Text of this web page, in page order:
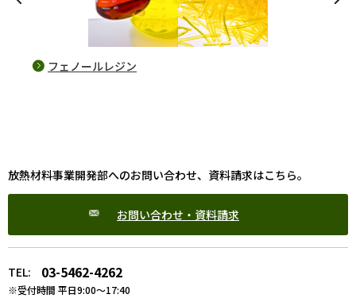
フェノールレジン
放熱材料事業開発部へのお問い合わせ、資料請求はこちら。
お問い合わせ・資料請求
TEL: 03-5462-4262
※受付時間 平日9:00～17:40